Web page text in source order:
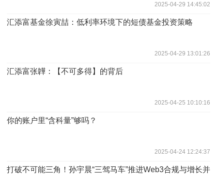
2025-04-29 14:45:02
汇添富基金徐寅喆：低利率环境下的短债基金投资策略
2025-04-29 13:01:26
汇添富张韡：【不可多得】的背后
2025-04-25 10:10:16
你的账户里“含科量”够吗？
2025-04-24 12:24:37
打破不可能三角！孙宇晨“三驾马车”推进Web3合规与增长并